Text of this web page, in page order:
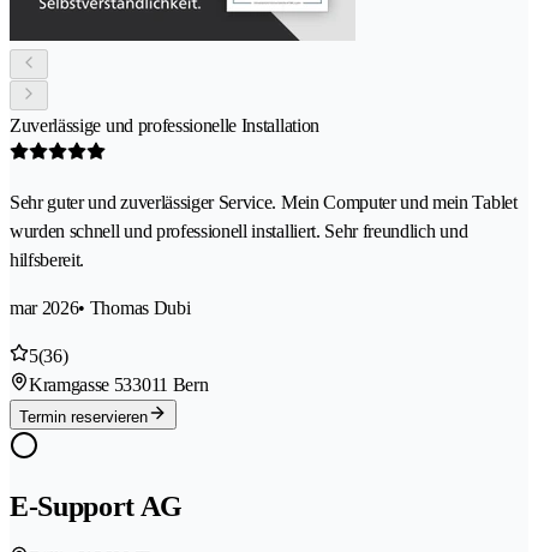
Zuverlässige und professionelle Installation
Sehr guter und zuverlässiger Service. Mein Computer und mein Tablet
wurden schnell und professionell installiert. Sehr freundlich und
hilfsbereit.
mar 2026• Thomas Dubi
5(36)
Kramgasse 533011 Bern
Termin reservieren
E-Support AG